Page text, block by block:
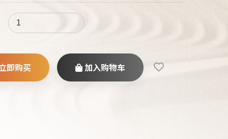
即购买 加入购物车